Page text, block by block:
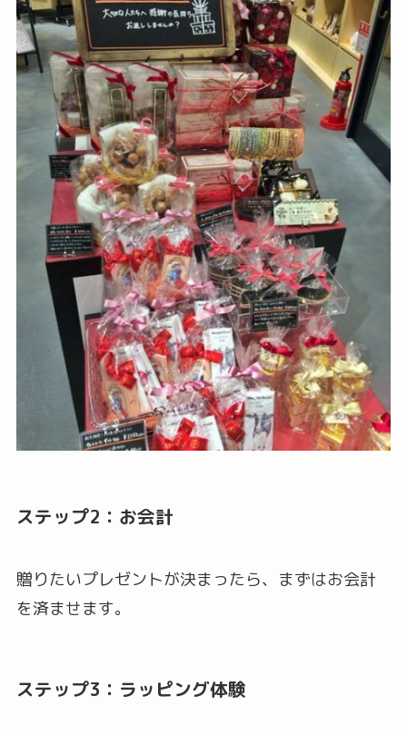
ステップ2：お会計
贈りたいプレゼントが決まったら、まずはお会計
を済ませます。
ステップ3：ラッピング体験